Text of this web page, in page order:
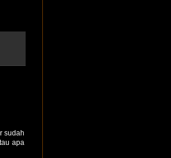
sudah
apa